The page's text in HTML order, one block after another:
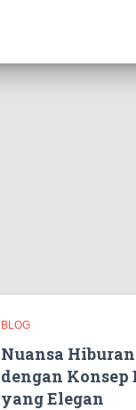
BLOG
Nuansa
dengan
yang Elegan